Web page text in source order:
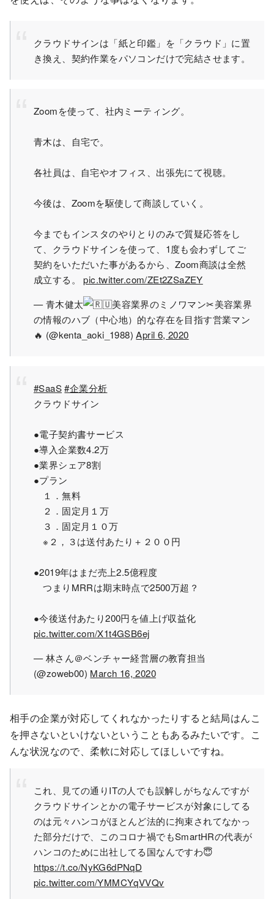
クラウドサインは「紙と印鑑」を「クラウド」に置
き換え、契約作業をパソコンだけで完結させます。
Zoomを使って、社内ミーティング。
青木は、自宅で。
各社員は、自宅やオフィス、出張先にて視聴。
今後は、Zoomを駆使して商談していく。
今までもインスタのやりとりのみで質疑応答をし
て、クラウドサインを使って、1度も会わずしてご
契約をいただいた事があるから、Zoom商談は全然
成立する。pic.twitter.com/ZEt2ZSaZEY
— 青木健太
美容業界のミノワマン✂︎美容業界
の情報のハブ（中心地）的な存在を目指す営業マン
🔥 (@kenta_aoki_1988)April 6, 2020
#SaaS #企業分析
クラウドサイン
●電子契約書サービス
●導入企業数4.2万
●業界シェア8割
●プラン
１．無料
２．固定月１万
３．固定月１０万
※２，３は送付あたり＋２００円
●2019年はまだ売上2.5億程度
つまりMRRは期末時点で2500万超？
●今後送付あたり200円を値上げ収益化
pic.twitter.com/X1t4GSB6ej
— 林さん＠ベンチャー経営層の教育担当
(@zoweb00) March 16, 2020
相手の企業が対応してくれなかったりすると結局はんこ
を押さないといけないということもあるみたいです。こ
んな状況なので、柔軟に対応してほしいですね。
これ、見ての通りITの人でも誤解しがちなんですが
クラウドサインとかの電子サービスが対象にしてる
のは元々ハンコがほとんど法的に拘束されてなかっ
た部分だけで、このコロナ禍でもSmartHRの代表が
ハンコのために出社してる国なんですわ😇
https://t.co/NyKG6dPNqD
pic.twitter.com/YMMCYqVVQv